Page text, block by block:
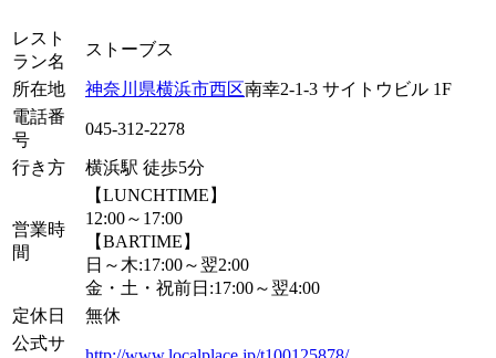
レスト
ラン名
ストーブス
所在地 神奈川県横浜市西区南幸2-1-3 サイトウビル 1F
電話番
号
045-312-2278
行き方 横浜駅 徒歩5分
営業時
間
【LUNCHTIME】
12:00～17:00
【BARTIME】
日～木:17:00～翌2:00
金・土・祝前日:17:00～翌4:00
定休日
無休
公式サ